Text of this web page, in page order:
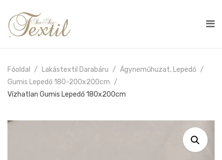
Főoldal Lakástextil Darabáru
Ágyneműhuzat, Lepedő
Gumis Lepedő 180-200x200cm
Vízhatlan Gumis Lepedő 180x200cm